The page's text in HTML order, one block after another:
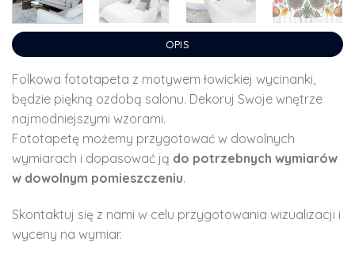
OPIS
Folkowa fototapeta z motywem łowickiej wycinanki,
będzie piękną ozdobą salonu. Dekoruj Swoje wnętrze
najmodniejszymi wzorami.
Fototapetę możemy przygotować w dowolnych
wymiarach i dopasować ją do potrzebnych wymiarów
w dowolnym pomieszczeniu.
Skontaktuj się z nami w celu przygotowania wizualizacji i
wyceny na wymiar.